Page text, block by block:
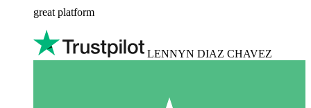
great platform
LENNYN DIAZ CHAVEZ